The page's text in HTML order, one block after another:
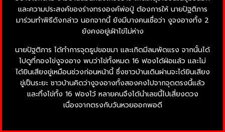
และความประสงค์ของร่างทรงองค์พ่อปู่ ต้องการให้ นายปัฐติภาร
มาร่วมทำพิธีดังกล่าว นอกจากนี้ ยังมีบางคนเชื่อว่า งูจงอางทั้ง 2
ยังคงอยู่เฝ้าไข่ไม่ห่าง
นายปัฐติภาร ได้ทำการจุดธูปขอขมา และเกิดมีลมพัดแรง จากนั้นได้
ไปดูที่กองไข่งูจงอาง พบว่าไข่ทั้งหมด 16 ฟองได้ฝ่อแล้ว และไม่
ได้ยินเสียงขู่เหมือนช่วงก่อนหน้านี้ ซึ่งชาวบ้านเดินผ่านจะได้ยินเสียง
ขู่เป็นระยะ ชาวบ้านคิดว่างูจงอางทั้งสองคงไปจากจุดตรงนี้แล้ว
และทิ้งไข่ทั้ง 16 ฟองไว้ หลายคนจึงได้นำเลขนี้ไปเสี่ยงดวง
เนื่องจากตรงกับวันหวยออกพอดี